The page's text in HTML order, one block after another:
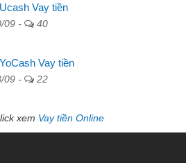
Vay tiền
09 - 40
Vay tiền
09 - 22
xem Vay tiền Online